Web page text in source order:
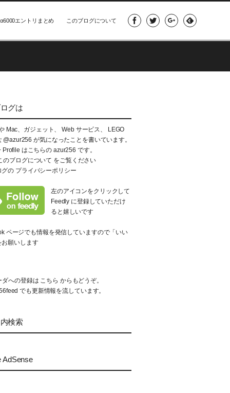
α6000エントリまとめ このブログについて
グは
Mac、ガジェット、 Web サービス、 LEGO
@azur256 が気になったことを書いています。
Profile はこちらの azur256 です。
のブログについて をご覧ください
グの プライバシーポリシー
左のアイコンをクリックして
Feedly に登録していただけ
ると嬉しいです
ページでも情報を発信していますので「いい
お願いします
ダへの登録は こちら からもどうぞ。
でも更新情報を流しています。
検索
AdSense